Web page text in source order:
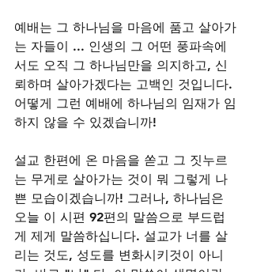
예배는 그 하나님을 마음에 품고 살아가
는 자들이 ... 인생의 그 어떤 풍파속에
서도 오직 그 하나님만을 의지하고, 신
뢰하며 살아가겠다는 고백인 것입니다.
어떻게 그런 예배에 하나님의 임재가 임
하지 않을 수 있겠습니까!
설교 한편에 온 마음을 쏟고 그 짓누르
는 무게로 살아가는 것이 뭐 그렇게 나
쁜 모습이겠습니까! 그러나, 하나님은
오늘 이 시편 92편의 말씀으로 부드럽
게 제게 말씀하십니다. 설교가 너를 살
리는 것도, 성도를 변화시키것이 아니